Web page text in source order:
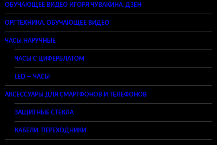
ОБУЧАЮЩЕЕ ВИДЕО ИГОРЯ ЧУВАКИНА. ДЗЕН
ОРГТЕХНИКА. ОБУЧАЮЩЕЕ ВИДЕО
ЧАСЫ НАРУЧНЫЕ
ЧАСЫ С ЦИФЕРБЛАТОМ
LED — ЧАСЫ
АКСЕССУАРЫ ДЛЯ СМАРТФОНОВ И ТЕЛЕФОНОВ
ЗАЩИТНЫЕ СТЕКЛА
КАБЕЛИ, ПЕРЕХОДНИКИ